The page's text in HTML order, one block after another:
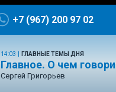
+7 (967) 200 97 02
14:03 ГЛАВНЫЕ ТЕМЫ ДНЯ
Главное. О чем
Сергей Григорьев